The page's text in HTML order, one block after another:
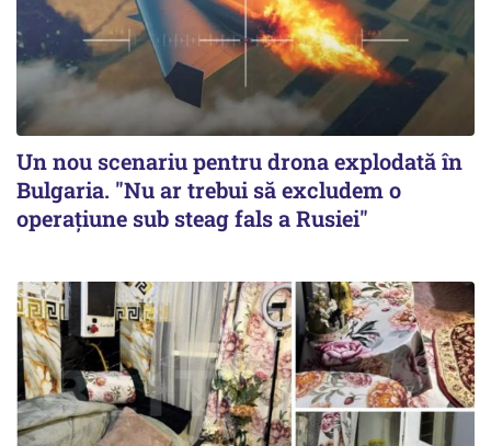
Un nou scenariu pentru drona explodată în
Bulgaria. "Nu ar trebui să excludem o
operațiune sub steag fals a Rusiei"